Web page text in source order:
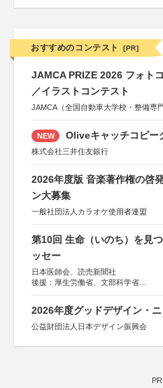
おすすめのコンテスト [PR]
JAMCA PRIZE 2026 フォト
／イラストコンテスト
JAMCA（全国自動車大学校・整備専
NEW Oliveキャッチコピー
株式会社三井住友銀行
2026年度版 音楽著作権の啓
ン大募集
一般社団法人カラオケ使用者連盟
第10回 生命（いのち）を見
ッセー
日本医師会、読売新聞社
後援：厚生労働省、文部科学省
しん生命保険株式会社
2026年度グッドデザイン・
公益財団法人日本デザイン振興会
PR